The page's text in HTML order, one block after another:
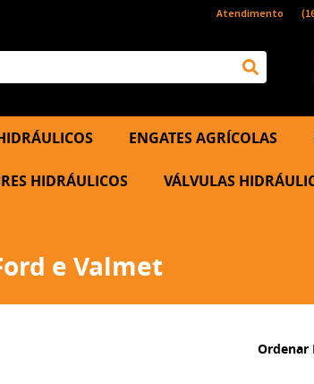
Atendimento
ENGATES AGRÍCOLAS
HIDRÁULICOS VÁLVULAS
e Valmet
Ordenar